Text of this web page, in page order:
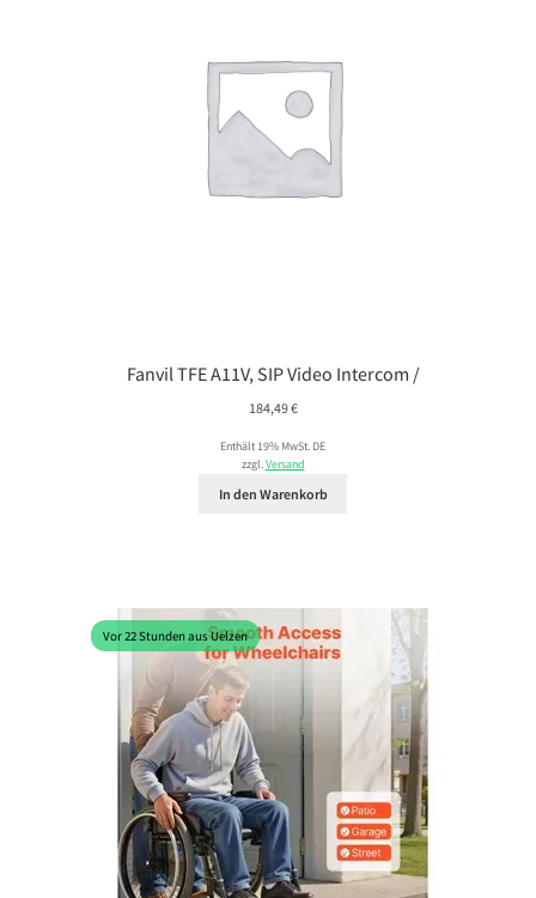
Fanvil TFE A11V, SIP Video Intercom /
184,49€
Enthält 19% MwSt. DE
zzgl.Versand
In den Warenkorb
Vor 22 Stunden aus Uelzen